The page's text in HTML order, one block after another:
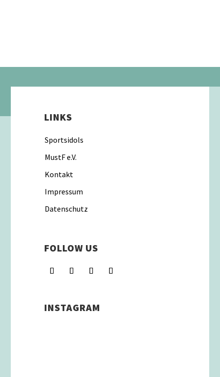
LINKS
Sportsidols
MustF e.V.
Kontakt
Impressum
Datenschutz
FOLLOW US
INSTAGRAM